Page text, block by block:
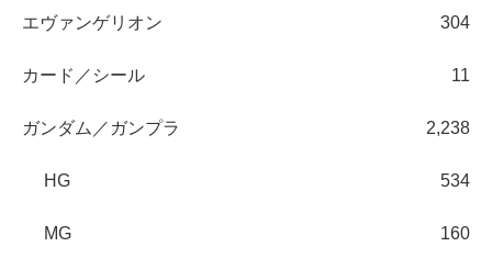
エヴァンゲリオン 304
カード／シール 11
ガンダム／ガンプラ 2,238
HG 534
MG 160